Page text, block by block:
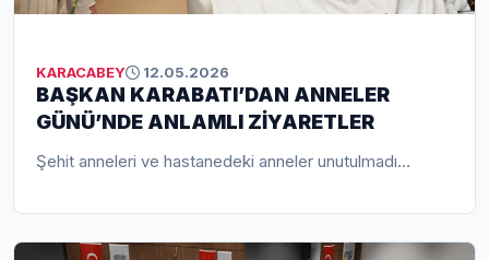
KARACABEY 12.05.2026
BAŞKAN KARABATI’DAN ANNELER
GÜNÜ’NDE ANLAMLI ZİYARETLER
Şehit anneleri ve hastanedeki anneler unutulmadı…